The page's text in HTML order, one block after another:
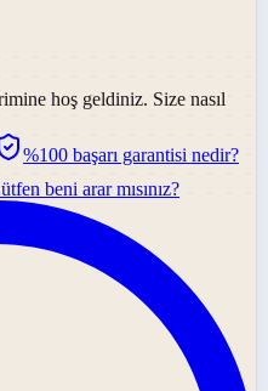
hoş geldiniz. Size nasıl
%100 başarı garantisi nedir?
beni arar mısınız?